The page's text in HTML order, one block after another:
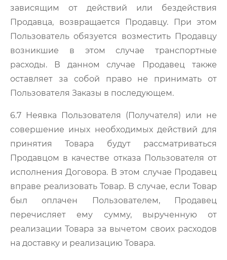
зависящим от действий или бездействия
Продавца, возвращается Продавцу. При этом
Пользователь обязуется возместить Продавцу
возникшие в этом случае транспортные
расходы. В данном случае Продавец также
оставляет за собой право не принимать от
Пользователя Заказы в последующем.
6.7 Неявка Пользователя (Получателя) или не
совершение иных необходимых действий для
принятия Товара будут рассматриваться
Продавцом в качестве отказа Пользователя от
исполнения Договора. В этом случае Продавец
вправе реализовать Товар. В случае, если Товар
был оплачен Пользователем, Продавец
перечисляет ему сумму, вырученную от
реализации Товара за вычетом своих расходов
на доставку и реализацию Товара.